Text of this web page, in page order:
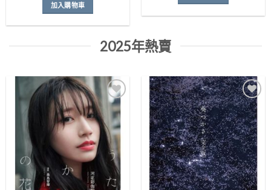
加入購物車
2025年熱賣
Add to
Wishlist
Add to
Wishlist